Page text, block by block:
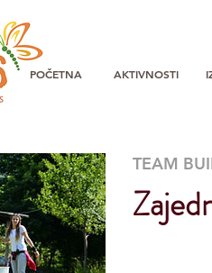
POČETNA AKTIVNOSTI
TEAM